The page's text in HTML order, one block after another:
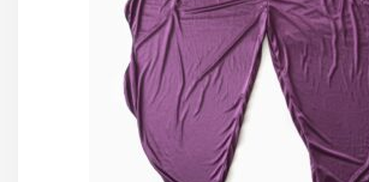
¥6,600